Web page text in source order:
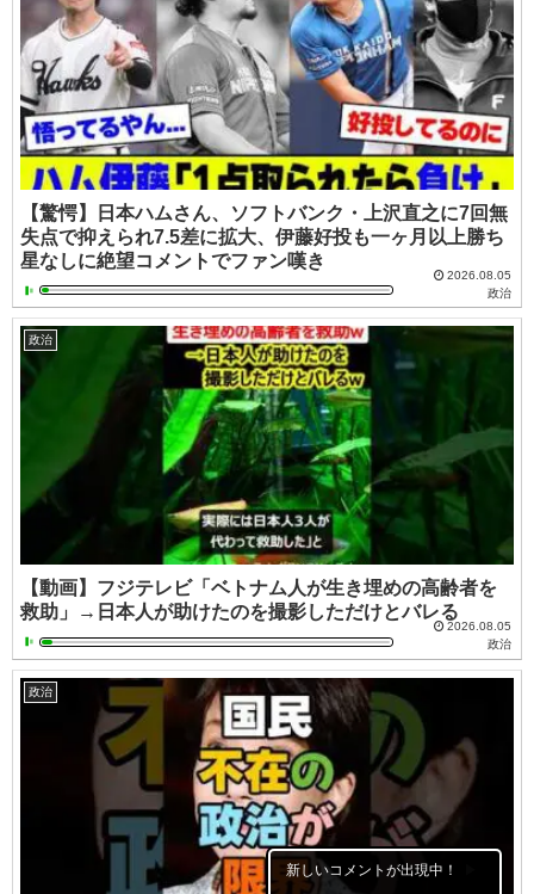
【驚愕】日本ハムさん、ソフトバンク・上沢直之に7回無
失点で抑えられ7.5差に拡大、伊藤好投も一ヶ月以上勝ち
星なしに絶望コメントでファン嘆き
2026.08.05
政治
政治
【動画】フジテレビ「ベトナム人が生き埋めの高齢者を
救助」→日本人が助けたのを撮影しただけとバレる
2026.08.05
政治
政治
新しいコメントが出現中！